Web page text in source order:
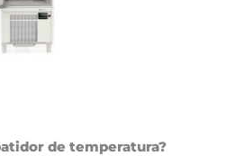
de temperatura?